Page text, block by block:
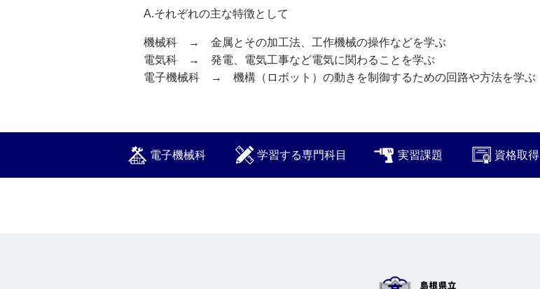
A.それぞれの主な特徴として
機械科 → 金属とその加工法、工作機械の操作などを学ぶ
電気科 → 発電、電気工事など電気に関わることを学ぶ
電子機械科 → 機構（ロボット）の動きを制御するための回路や方法を学ぶ
電子機械科 学習する専門科目 実習課題 資格取得